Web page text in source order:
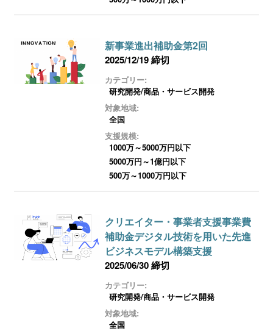
新事業進出補助金第2回
2025/12/19 締切
カテゴリー:
研究開発/商品・サービス開発
対象地域:
全国
支援規模:
1000万～5000万円以下
5000万円～1億円以下
500万～1000万円以下
クリエイター・事業者支援事業費
補助金デジタル技術を用いた先進
ビジネスモデル構築支援
2025/06/30 締切
カテゴリー:
研究開発/商品・サービス開発
対象地域:
全国